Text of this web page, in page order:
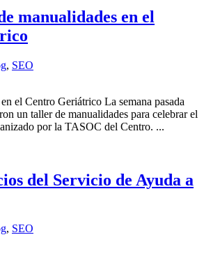
manualidades en el
, SEO
el Centro Geriátrico La semana pasada
un taller de manualidades para celebrar el
por la TASOC del Centro. ...
del Servicio de Ayuda a
, SEO